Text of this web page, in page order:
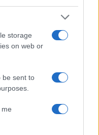
storage
on web or
be sent to